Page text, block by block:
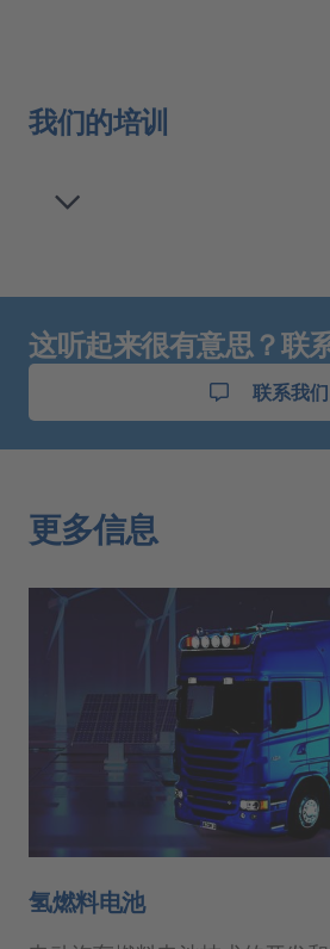
我们的培训
这听起来很有意思？联
联系我们
更多信息
氢燃料电池